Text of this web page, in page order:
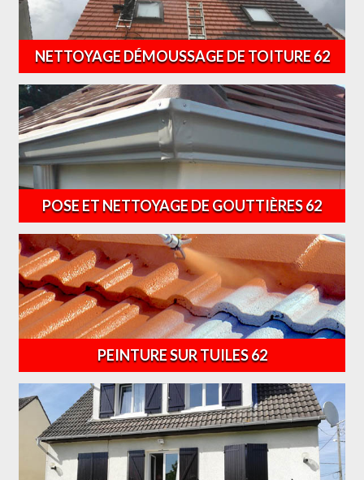
NETTOYAGE DÉMOUSSAGE DE TOITURE 62
POSE ET NETTOYAGE DE GOUTTIÈRES 62
PEINTURE SUR TUILES 62